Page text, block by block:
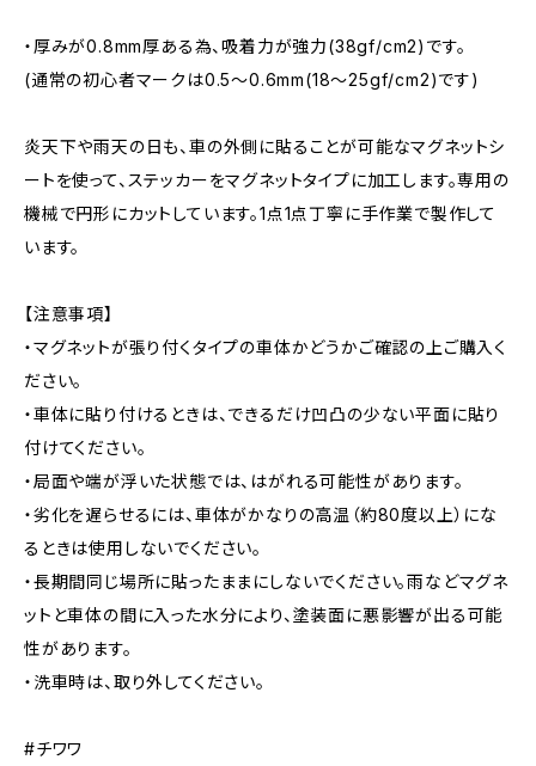
・厚みが0.8mm厚ある為、吸着力が強力(38gf/cm2)です。
(通常の初心者マークは0.5～0.6mm(18～25gf/cm2)です)
炎天下や雨天の日も、車の外側に貼ることが可能なマグネットシ
ートを使って、ステッカーをマグネットタイプに加工します。専用の
機械で円形にカットしています。1点1点丁寧に手作業で製作して
います。
【注意事項】
・マグネットが張り付くタイプの車体かどうかご確認の上ご購入く
ださい。
・車体に貼り付けるときは、できるだけ凹凸の少ない平面に貼り
付けてください。
・局面や端が浮いた状態では、はがれる可能性があります。
・劣化を遅らせるには、車体がかなりの高温（約80度以上）にな
るときは使用しないでください。
・長期間同じ場所に貼ったままにしないでください。雨などマグネ
ットと車体の間に入った水分により、塗装面に悪影響が出る可能
性があります。
・洗車時は、取り外してください。
#チワワ